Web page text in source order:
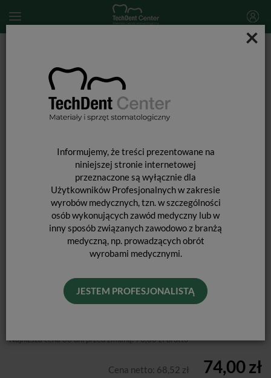
×
Informujemy, że treści prezentowane na
niniejszej stronie internetowej
przeznaczone są wyłącznie dla
Użytkowników Profesjonalnych w zakresie
wyrobów medycznych, tzn. w szczególności
osób wykonujących zawód medyczny lub w
inny sposób związanych zawodowo z branżą
medyczną, np. prowadzących obrót
wyrobami medycznymi.
JESTEM PROFESJONALISTĄ
MD CHELCREAM / 2 X 7G
METABIOMED
Najniższa cena 30 dni przed zmianą:73,00 zł brutto
Cena netto: 68,52 zł 74,00 zł